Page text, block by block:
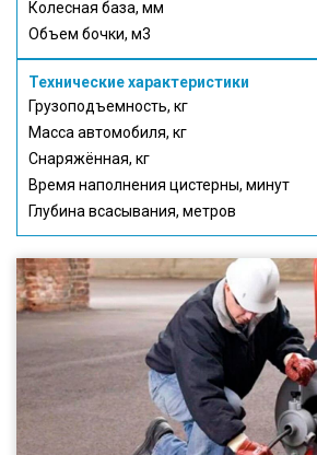
Колесная база, мм
Объем бочки, м3
Технические характеристики
Грузоподъемность, кг
Масса автомобиля, кг
Снаряжённая, кг
Время наполнения цистерны, минут
Глубина всасывания, метров